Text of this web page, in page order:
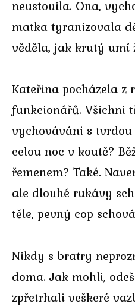
neustouila. Ona,
matka tyranizovala
věděla, jak krutý umí
Kateřina pocházela
funkcionářů. Všichni
vychováváni s
celou noc v koutě?
řemenem? Také.
ale dlouhé rukávy
těle, pevný cop
Nikdy s bratry
doma. Jak mohli,
zpřetrhali veškeré